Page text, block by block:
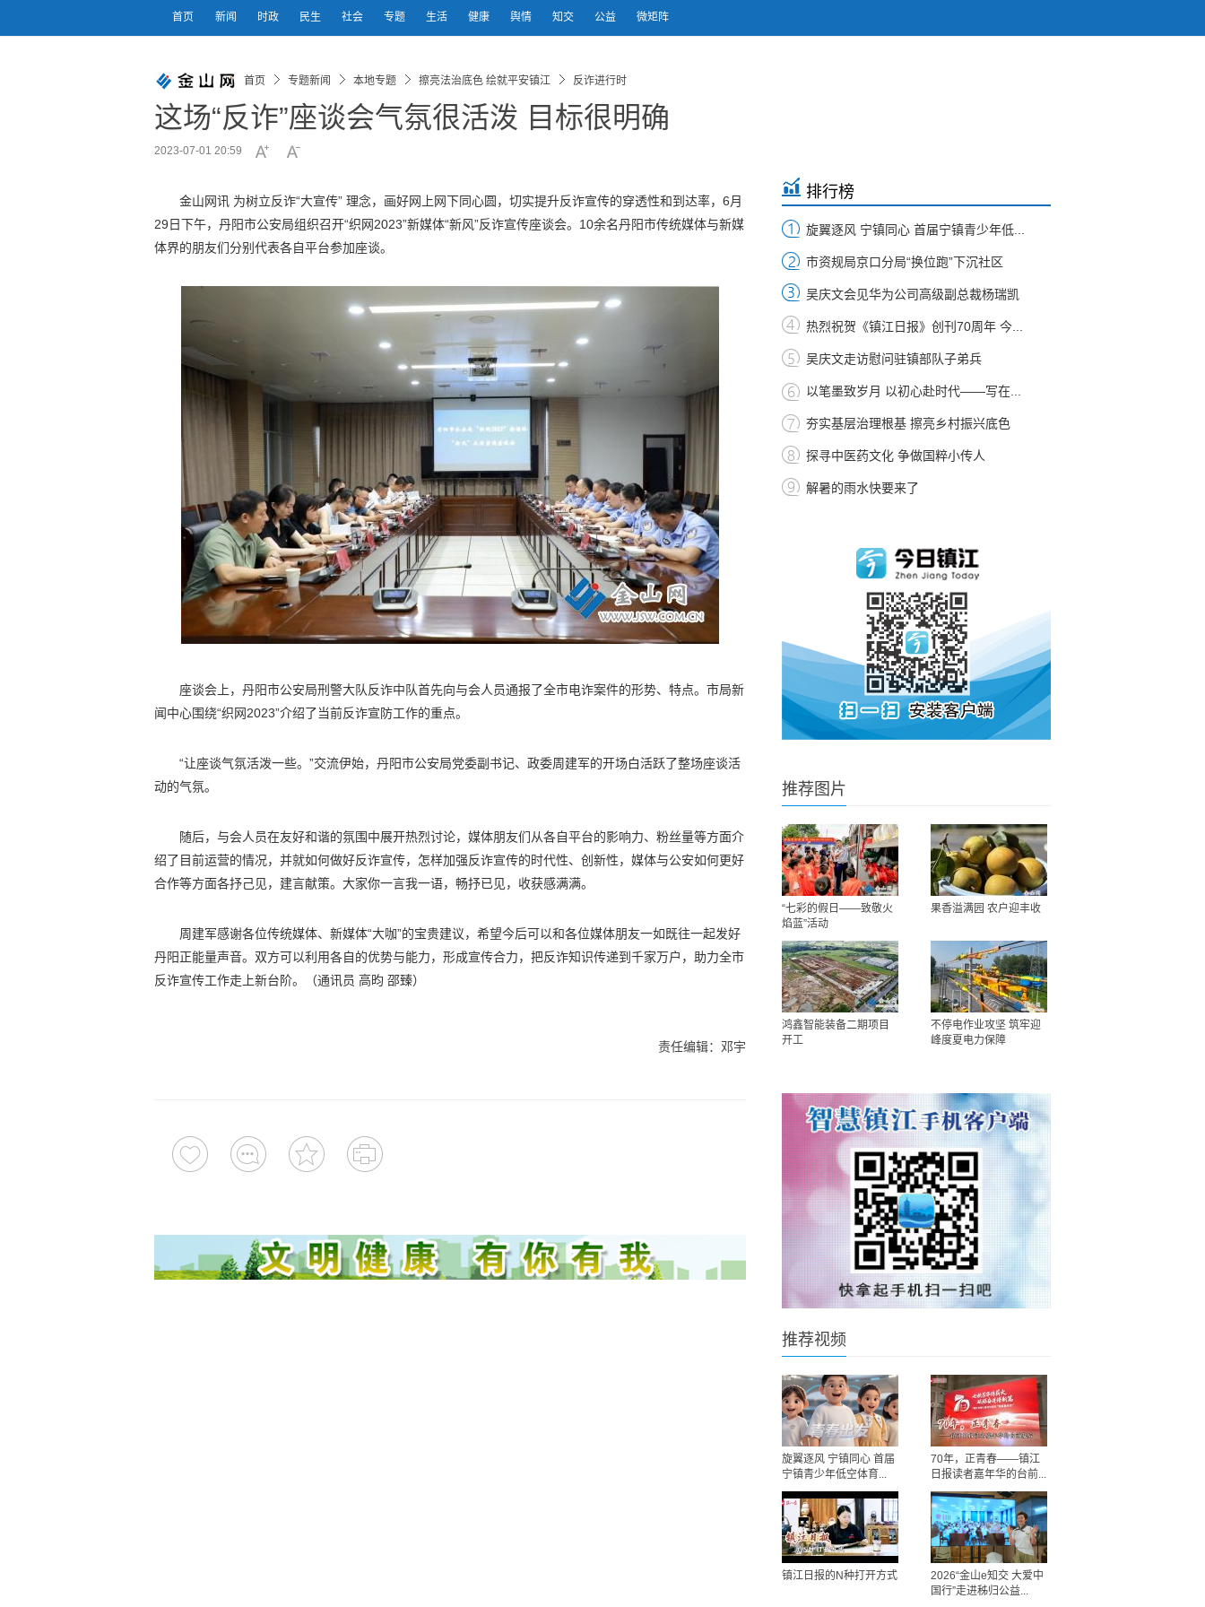
首页 新闻 时政 民生 社会 专题 生活 健康 舆情 知交 公益 微矩阵
首页 专题新闻 本地专题 擦亮法治底色 绘就平安镇江 反诈进行时
这场“反诈”座谈会气氛很活泼 目标很明确
2023-07-01 20:59
金山网讯 为树立反诈“大宣传” 理念，画好网上网下同心圆，切实提升反诈宣传的穿透性和到达率，6月
29日下午，丹阳市公安局组织召开“织网2023”新媒体“新风”反诈宣传座谈会。10余名丹阳市传统媒体与新媒
体界的朋友们分别代表各自平台参加座谈。
座谈会上，丹阳市公安局刑警大队反诈中队首先向与会人员通报了全市电诈案件的形势、特点。市局新
闻中心围绕“织网2023”介绍了当前反诈宣防工作的重点。
“让座谈气氛活泼一些。”交流伊始，丹阳市公安局党委副书记、政委周建军的开场白活跃了整场座谈活
动的气氛。
随后，与会人员在友好和谐的氛围中展开热烈讨论，媒体朋友们从各自平台的影响力、粉丝量等方面介
绍了目前运营的情况，并就如何做好反诈宣传，怎样加强反诈宣传的时代性、创新性，媒体与公安如何更好
合作等方面各抒己见，建言献策。大家你一言我一语，畅抒已见，收获感满满。
周建军感谢各位传统媒体、新媒体“大咖”的宝贵建议，希望今后可以和各位媒体朋友一如既往一起发好
丹阳正能量声音。双方可以利用各自的优势与能力，形成宣传合力，把反诈知识传递到千家万户，助力全市
反诈宣传工作走上新台阶。（通讯员 高昀 邵臻）
责任编辑：邓宇
排行榜
旋翼逐风 宁镇同心 首届宁镇青少年低...
市资规局京口分局“换位跑”下沉社区
吴庆文会见华为公司高级副总裁杨瑞凯
热烈祝贺《镇江日报》创刊70周年 今...
吴庆文走访慰问驻镇部队子弟兵
以笔墨致岁月 以初心赴时代——写在...
夯实基层治理根基 擦亮乡村振兴底色
探寻中医药文化 争做国粹小传人
解暑的雨水快要来了
推荐图片
“七彩的假日——致敬火
焰蓝”活动
果香溢满园 农户迎丰收
鸿鑫智能装备二期项目
开工
不停电作业攻坚 筑牢迎
峰度夏电力保障
推荐视频
旋翼逐风 宁镇同心 首届
宁镇青少年低空体育...
70年，正青春——镇江
日报读者嘉年华的台前...
镇江日报的N种打开方式
2026“金山e知交 大爱中
国行”走进秭归公益...